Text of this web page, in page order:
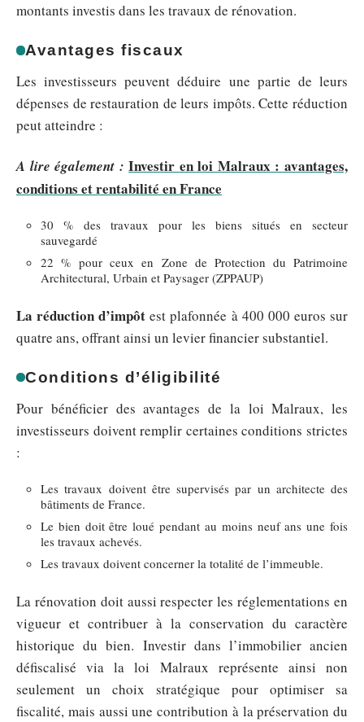
montants investis dans les travaux de rénovation.
Avantages fiscaux
Les investisseurs peuvent déduire une partie de leurs
dépenses de restauration de leurs impôts. Cette réduction
peut atteindre :
A lire également : Investir en loi Malraux : avantages,
conditions et rentabilité en France
30 % des travaux pour les biens situés en secteur
sauvegardé
22 % pour ceux en Zone de Protection du Patrimoine
Architectural, Urbain et Paysager (ZPPAUP)
La réduction d’impôt est plafonnée à 400 000 euros sur
quatre ans, offrant ainsi un levier financier substantiel.
Conditions d’éligibilité
Pour bénéficier des avantages de la loi Malraux, les
investisseurs doivent remplir certaines conditions strictes
:
Les travaux doivent être supervisés par un architecte des
bâtiments de France.
Le bien doit être loué pendant au moins neuf ans une fois
les travaux achevés.
Les travaux doivent concerner la totalité de l’immeuble.
La rénovation doit aussi respecter les réglementations en
vigueur et contribuer à la conservation du caractère
historique du bien. Investir dans l’immobilier ancien
défiscalisé via la loi Malraux représente ainsi non
seulement un choix stratégique pour optimiser sa
fiscalité, mais aussi une contribution à la préservation du